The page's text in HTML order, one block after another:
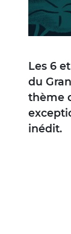
Les 6
du
thème
inédit.